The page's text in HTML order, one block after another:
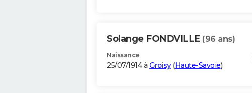
Solange FONDVILLE (96 ans)
Naissance
25/07/1914 à Groisy(Haute-Savoie)